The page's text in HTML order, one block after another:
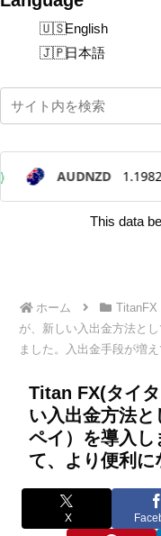
English
日本語
This data
ホーム TitanFX
が、新しい入出金方法と
ました。入出金手段が増
Titan FX(タイ
い入出金方法と
ペイ）を導入し
て、より便利に
X